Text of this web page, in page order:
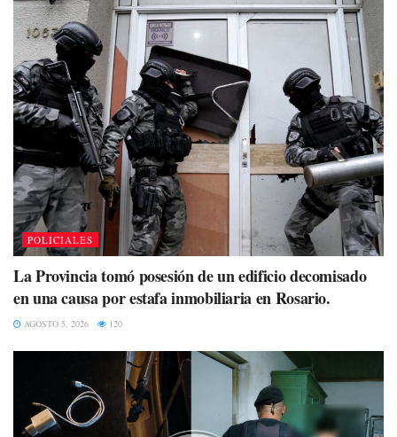
POLICIALES
La Provincia tomó posesión de un edificio decomisado
en una causa por estafa inmobiliaria en Rosario.
AGOSTO 5, 2026 120